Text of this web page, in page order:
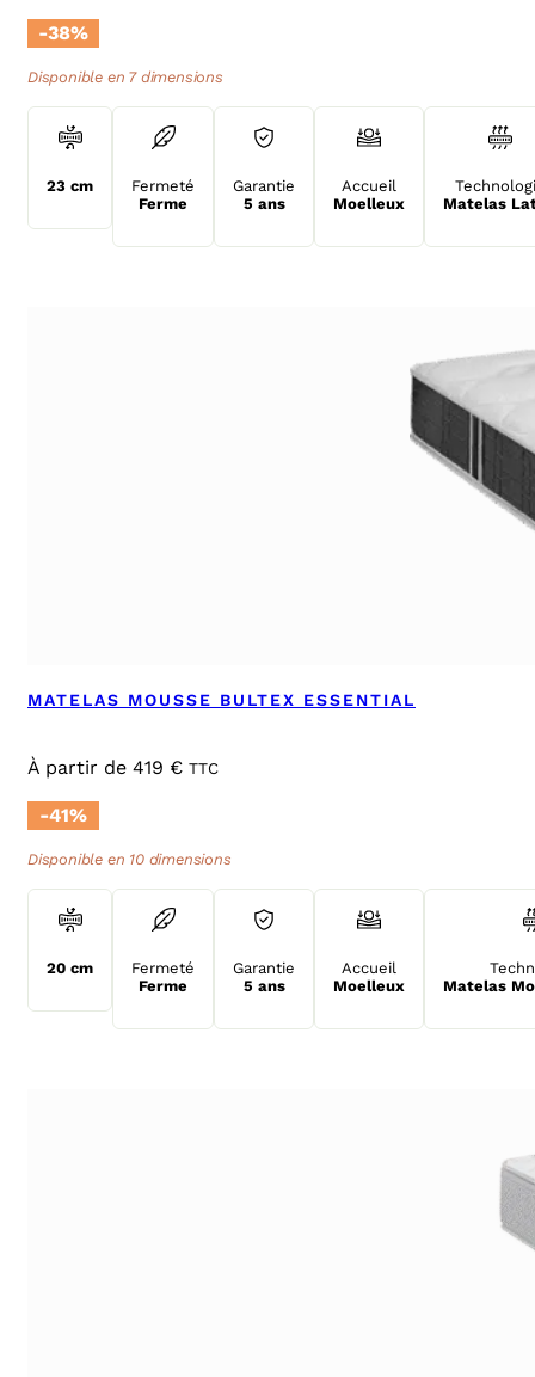
-38%
Disponible en 7 dimensions
23 cm
Fermeté
Ferme
Garantie
5 ans
Accueil
Moelleux
Matelas
MATELAS MOUSSE BULTEX ESSENTIAL
À partir de 419 € TTC
-41%
Disponible en 10 dimensions
20 cm
Fermeté
Ferme
Garantie
5 ans
Accueil
Moelleux
Matelas